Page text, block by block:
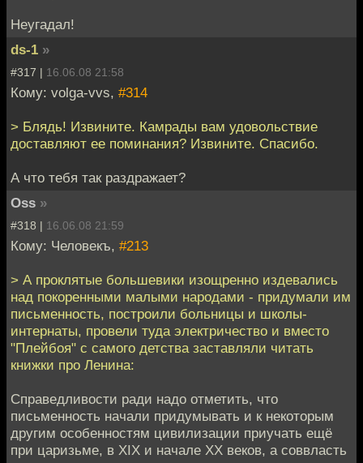
Неугадал!
ds-1 »
#317 | 16.06.08 21:58
Кому: volga-vvs, #314
> Блядь! Извините. Камрады вам удовольствие
доставляют ее поминания? Извините. Спасибо.
А что тебя так раздражает?
Oss »
#318 | 16.06.08 21:59
Кому: Человекъ, #213
> А проклятые большевики изощренно издевались
над покоренными малыми народами - придумали им
письменность, построили больницы и школы-
интернаты, провели туда электричество и вместо
"Плейбоя" с самого детства заставляли читать
книжки про Ленина:
Справедливости ради надо отметить, что
письменность начали придумывать и к некоторым
другим особенностям цивилизации приучать ещё
при царизьме, в XIX и начале XX веков, а соввласть